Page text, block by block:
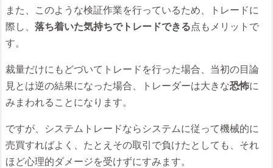
また、このような検証作業を行っているため、トレードに
際し、 落ち着いた気持ちでトレードできる点もメリットで
す。
裁量だけにもどづいてトレードを行った場合、当初の目論
見とは逆の結果になった場合、トレーダーは大きな恐怖に
みまわれることになります。
ですが、システムトレードならシステムに従って機械的に
売買すればよく、たとえその取引で負けたとしても、それ
ほど心理的ダメージを受けずにすみます。